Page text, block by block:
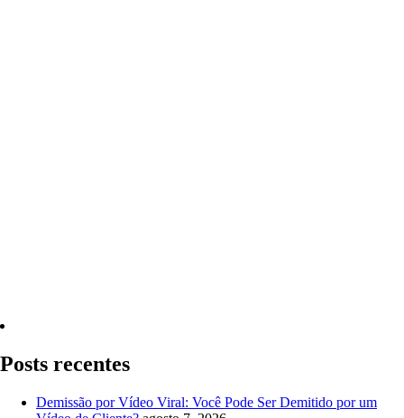
Posts recentes
Demissão por Vídeo Viral: Você Pode Ser Demitido por um